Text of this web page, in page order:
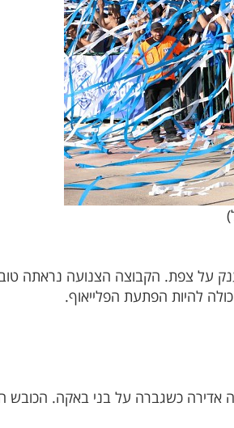
ענק על צפת. הקבוצה הצנועה נראתה
להיות הפתעת הפלייאוף.
כשגברה על בני באקה. הכובש